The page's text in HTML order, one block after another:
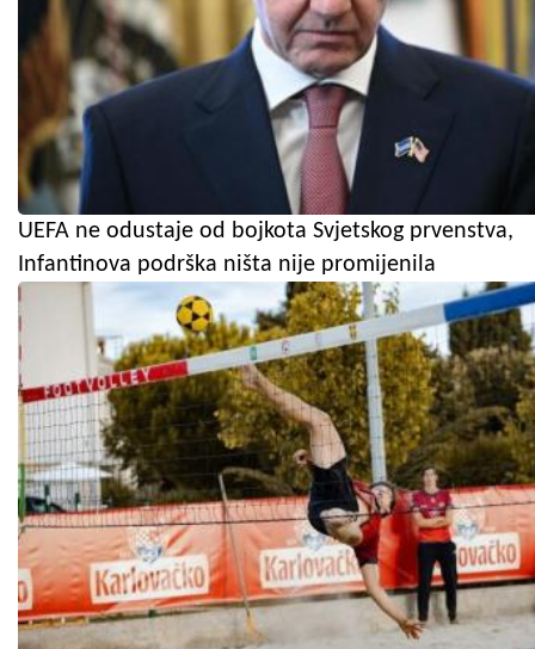
UEFA ne odustaje od bojkota Svjetskog prvenstva,
Infantinova podrška ništa nije promijenila